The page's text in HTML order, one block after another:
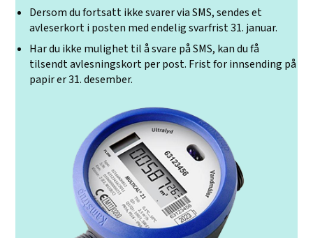
Dersom du fortsatt ikke svarer via SMS, sendes et
avleserkort i posten med endelig svarfrist 31. januar.
Har du ikke mulighet til å svare på SMS, kan du få
tilsendt avlesningskort per post. Frist for innsending på
papir er 31. desember.